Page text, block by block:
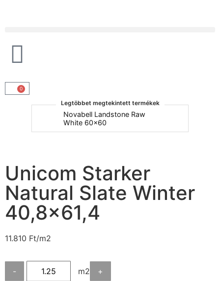
0
Legtöbbet megtekintett termékek
Novabell Landstone Raw
White 60x60
Unicom Starker
Natural Slate Winter
40,8×61,4
11.810 Ft/m2
- m2 +